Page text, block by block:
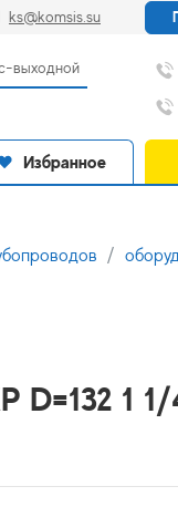
ks@komsis.su
выходной
Избранное
D=132 1